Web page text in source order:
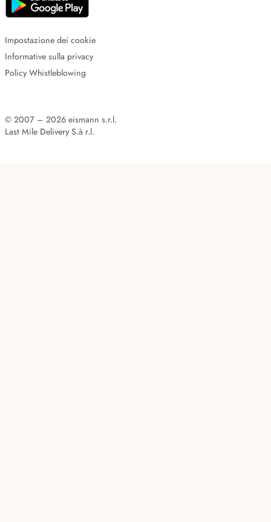
Impostazione dei cookie
Informative sulla privacy
Policy Whistleblowing
© 2007 – 2026 eismann s.r.l.
Last Mile Delivery S.à r.l.